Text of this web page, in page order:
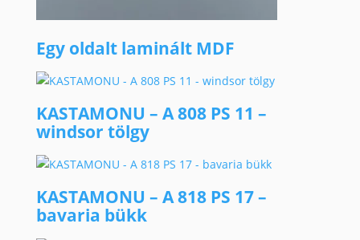
Egy oldalt laminált MDF
KASTAMONU – A 808 PS 11 –
windsor tölgy
KASTAMONU – A 818 PS 17 –
bavaria bükk